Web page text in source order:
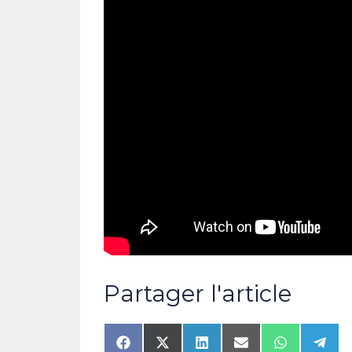
Partager l'article
ShareShareShareShareShare